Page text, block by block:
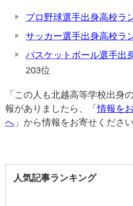
プロ野球選手出身高校ラ
サッカー選手出身高校ラ
バスケットボール選手出
203位
「この人も北越高等学校出身
報がありましたら、「情報を
へ 」から情報をお寄せください
人気記事ランキング